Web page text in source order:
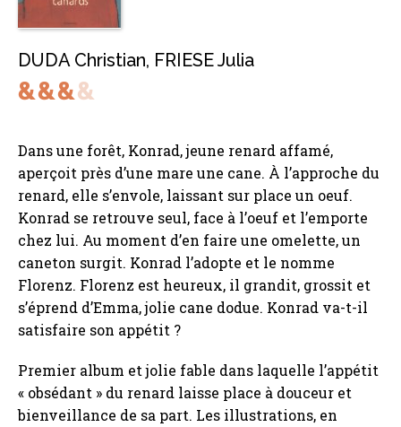
DUDA Christian, FRIESE Julia
Dans une forêt, Konrad, jeune renard affamé,
aperçoit près d’une mare une cane. À l’approche du
renard, elle s’envole, laissant sur place un oeuf.
Konrad se retrouve seul, face à l’oeuf et l’emporte
chez lui. Au moment d’en faire une omelette, un
caneton surgit. Konrad l’adopte et le nomme
Florenz. Florenz est heureux, il grandit, grossit et
s’éprend d’Emma, jolie cane dodue. Konrad va-t-il
satisfaire son appétit ?
Premier album et jolie fable dans laquelle l’appétit
« obsédant » du renard laisse place à douceur et
bienveillance de sa part. Les illustrations, en